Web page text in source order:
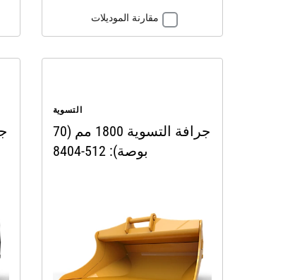
مقارنة الموديلات
التسوية
جرافة التسوية 1800 مم (70
بوصة): 512-8404